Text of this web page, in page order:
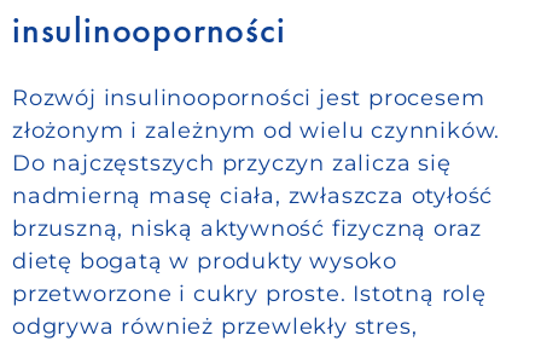
insulinooporności
Rozwój insulinooporności jest procesem
złożonym i zależnym od wielu czynników.
Do najczęstszych przyczyn zalicza się
nadmierną masę ciała, zwłaszcza otyłość
brzuszną, niską aktywność fizyczną oraz
dietę bogatą w produkty wysoko
przetworzone i cukry proste. Istotną rolę
odgrywa również przewlekły stres,